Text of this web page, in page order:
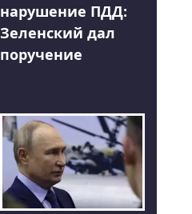
нарушение ПДД:
Зеленский дал
поручение